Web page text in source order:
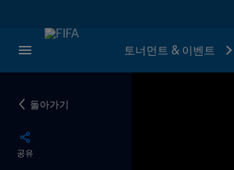
토너먼트 & 이벤트
돌아가기
공유